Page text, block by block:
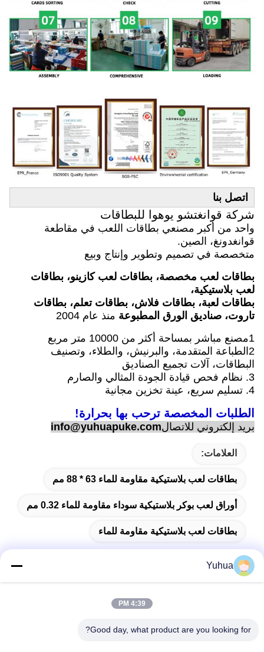
اتصل بنا
شركة قوانغتشو يوهوا للبطاقات
واحد من أكبر مصنعي بطاقات اللعب في مقاطعة
قوانغدونغ، الصين.
متخصصة في تصميم وتطوير وإنتاج وبيع
بطاقات لعب مخصصة، بطاقات لعب كازينو، بطاقات
لعب بلاستيكية،
بطاقات لعبة، بطاقات فلاش، بطاقات تعلم، بطاقات
تاروت، صناديق الورق المطبوعة منذ عام 2004
1مصنع مباشر بمساحة أكثر من 10000 متر مربع
2الطباعة المتقدمة، والبرنيش، والطلاء، وتصنيف
البطاقات، آلات تجميع الصناديق
3. نظام فحص قيادة الجودة المثالي والصارم
4. تسليم سريع، عينة تخزين مجانية
الطلبات المخصصة ترحب بها بحرارة!
بريد إلكتروني للاتصالinfo@yuhuapuke.com
العلامات:
بطاقات لعب بلاستيكية مقاومة للماء 63 * 88 مم
أوراق لعب بوكر بلاستيكية سوداء مقاومة للماء 0.32 مم
بطاقات لعب بلاستيكية مقاومة للماء
العنوان
Yuhua
4:39 PM
Good day, what product are you looking for?